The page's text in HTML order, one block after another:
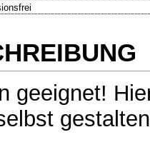
geeignet!